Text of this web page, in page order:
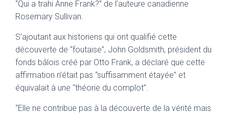
“Qui a trahi Anne Frank?” de l’auteure canadienne
Rosemary Sullivan.
S’ajoutant aux historiens qui ont qualifié cette
découverte de “foutaise”, John Goldsmith, président du
fonds bâlois créé par Otto Frank, a déclaré que cette
affirmation n’était pas “suffisamment étayée” et
équivalait à une “théorie du complot”.
“Elle ne contribue pas à la découverte de la vérité mais